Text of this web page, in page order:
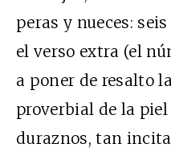
peras y nueces:
el verso extra (el
a poner de resalto
proverbial de la
duraznos, tan